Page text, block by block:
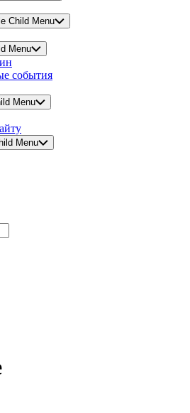
Child Menu
Menu
события
Menu
Menu